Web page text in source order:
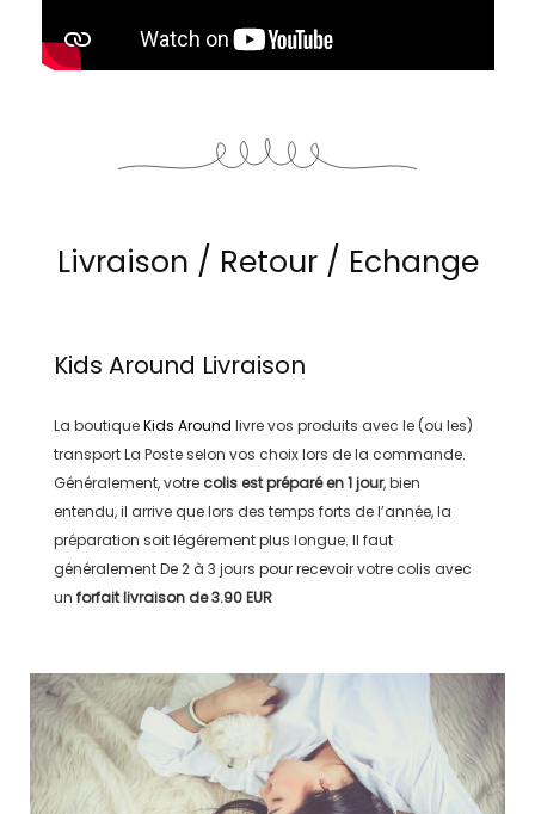
Livraison / Retour / Echange
Kids Around Livraison
La boutiqueKids Around livre vos produits avec le (ou les)
transportLa Posteselon vos choix lors de la commande.
Généralement, votre colis est préparé en1 jour, bien
entendu, il arrive que lors des temps forts de l’année, la
préparation soit légérement plus longue. Il faut
généralementDe 2 à 3 jours pour recevoir votre colis avec
un forfait livraison de3.90 EUR